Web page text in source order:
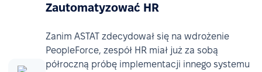
Zautomatyzować HR
Zanim ASTAT zdecydował się na wdrożenie
PeopleForce, zespół HR miał już za sobą
półroczną próbę implementacji innego systemu